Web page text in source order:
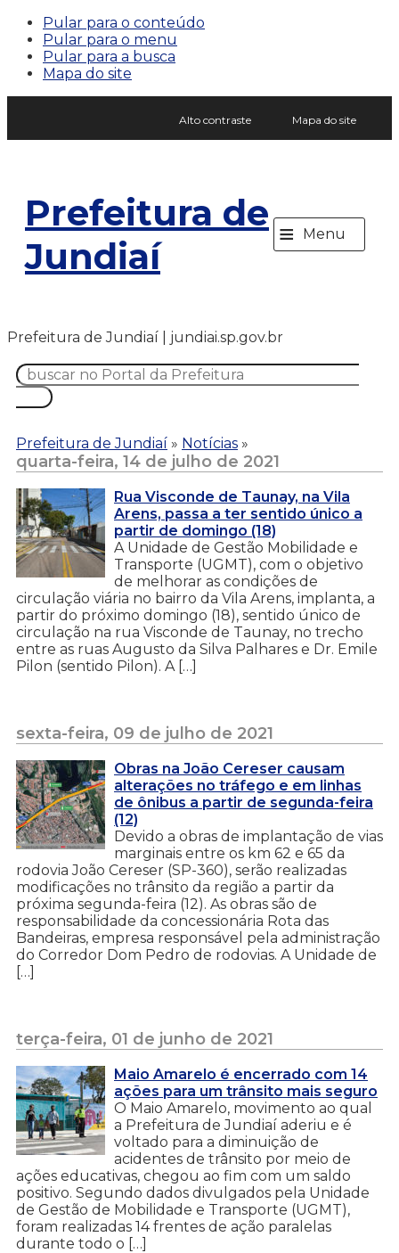
Pular para o conteúdo
Pular para o menu
Pular para a busca
Mapa do site
Alto contraste Mapa do site
Prefeitura de
Jundiaí
≡ Menu
Prefeitura de Jundiaí | jundiai.sp.gov.br
Prefeitura de Jundiaí » Notícias »
quarta-feira, 14 de julho de 2021
Rua Visconde de Taunay, na Vila
Arens, passa a ter sentido único a
partir de domingo (18)
A Unidade de Gestão Mobilidade e
Transporte (UGMT), com o objetivo
de melhorar as condições de
circulação viária no bairro da Vila Arens, implanta, a
partir do próximo domingo (18), sentido único de
circulação na rua Visconde de Taunay, no trecho
entre as ruas Augusto da Silva Palhares e Dr. Emile
Pilon (sentido Pilon). A […]
sexta-feira, 09 de julho de 2021
Obras na João Cereser causam
alterações no tráfego e em linhas
de ônibus a partir de segunda-feira
(12)
Devido a obras de implantação de vias
marginais entre os km 62 e 65 da
rodovia João Cereser (SP-360), serão realizadas
modificações no trânsito da região a partir da
próxima segunda-feira (12). As obras são de
responsabilidade da concessionária Rota das
Bandeiras, empresa responsável pela administração
do Corredor Dom Pedro de rodovias. A Unidade de
[…]
terça-feira, 01 de junho de 2021
Maio Amarelo é encerrado com 14
ações para um trânsito mais seguro
O Maio Amarelo, movimento ao qual
a Prefeitura de Jundiaí aderiu e é
voltado para a diminuição de
acidentes de trânsito por meio de
ações educativas, chegou ao fim com um saldo
positivo. Segundo dados divulgados pela Unidade
de Gestão de Mobilidade e Transporte (UGMT),
foram realizadas 14 frentes de ação paralelas
durante todo o […]